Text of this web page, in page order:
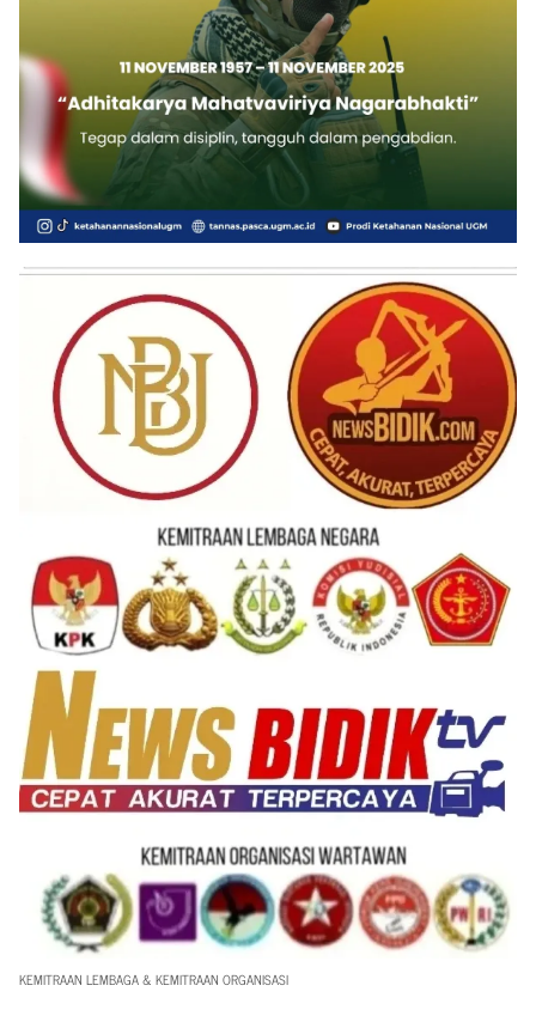
KEMITRAAN LEMBAGA & KEMITRAAN ORGANISASI